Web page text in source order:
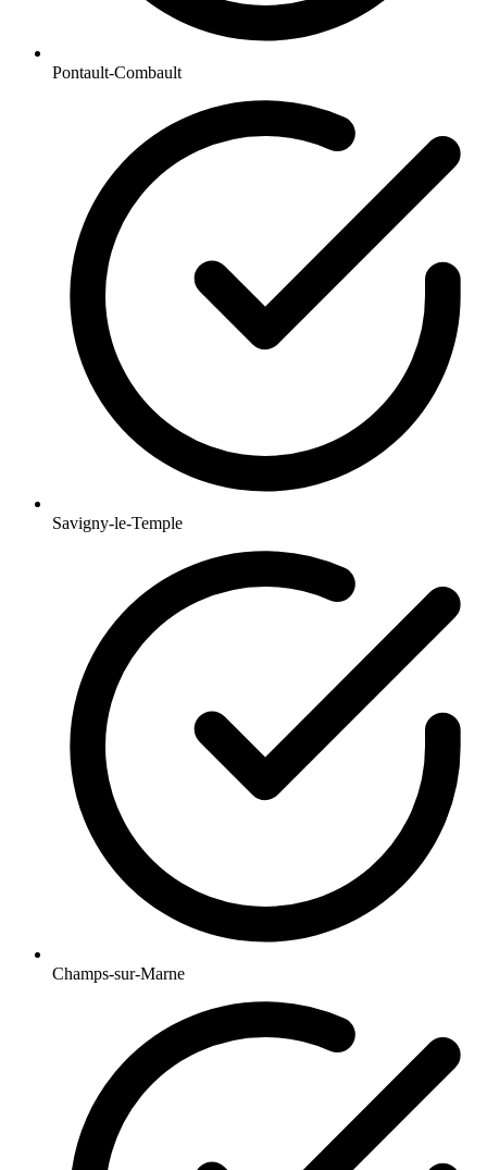
Pontault-Combault
Savigny-le-Temple
Champs-sur-Marne